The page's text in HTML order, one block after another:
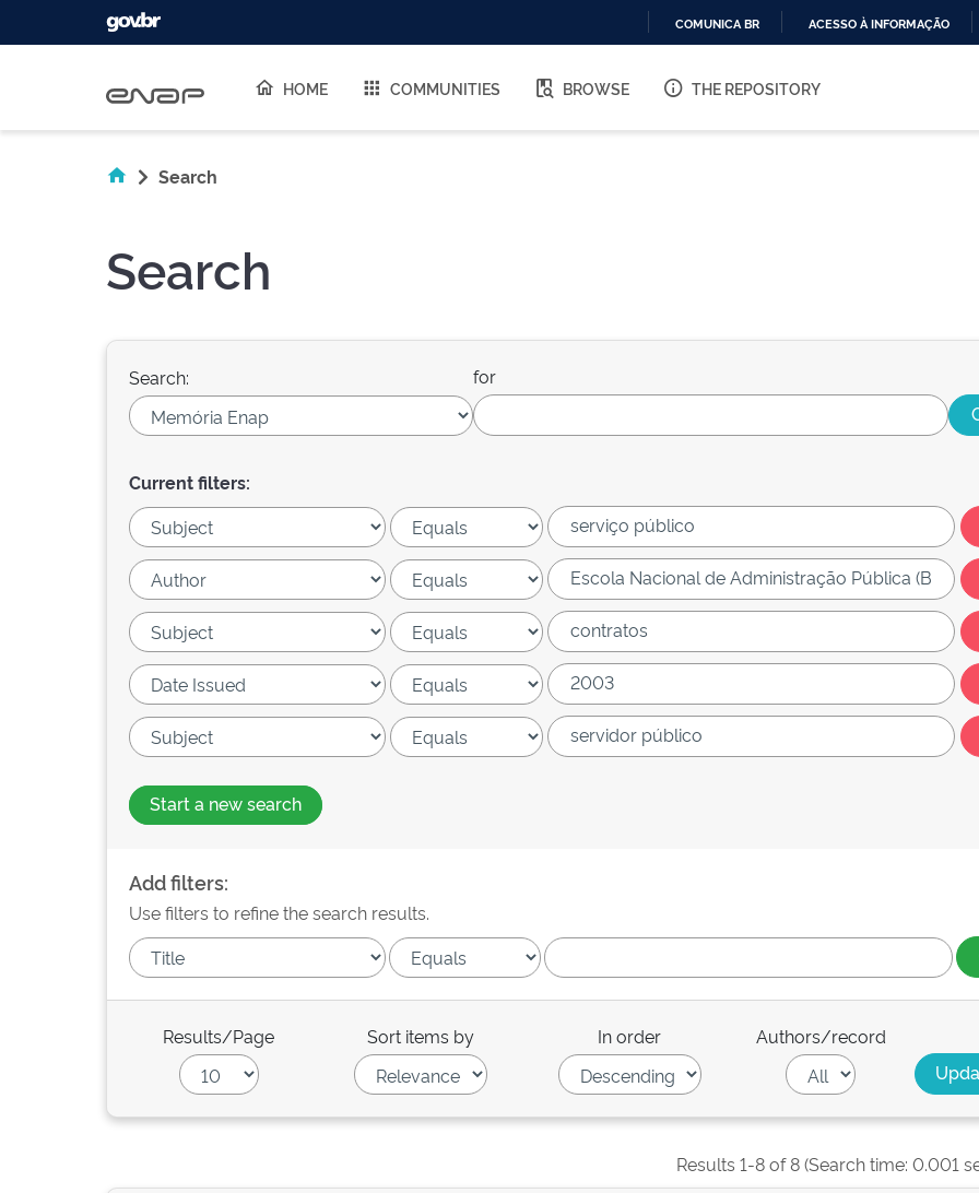
O
COMUNICA BR ACESSO À INFORMAÇÃO
HOME COMMUNITIES BROWSE THE REPOSITORY
Search
Search
Search: for
Current filters:
Start a new search
Add filters:
Use filters to refine the search results.
Results/Page Sort items by In order Authors/record
Results 1-8 of 8 (Search time: 0.001